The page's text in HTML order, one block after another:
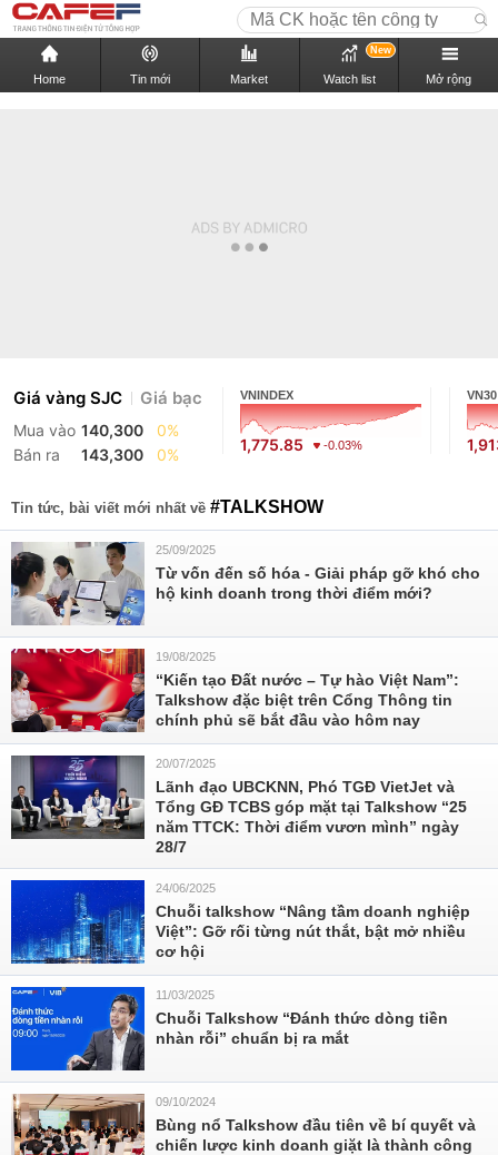
Home Tin mới Market Watch list
New
Mở rộng
Giá vàng SJC Giá bạc
Mua vào 140,300
0%
Bán ra
143,300 0%
VNINDEX
1,775.85 -0.03%
VN30
Tin tức, bài viết mới nhất về #TALKSHOW
25/09/2025
Từ vốn đến số hóa - Giải pháp gỡ khó cho
hộ kinh doanh trong thời điểm mới?
19/08/2025
“Kiến tạo Đất nước – Tự hào Việt Nam”:
Talkshow đặc biệt trên Cổng Thông tin
chính phủ sẽ bắt đầu vào hôm nay
20/07/2025
Lãnh đạo UBCKNN, Phó TGĐ VietJet và
Tổng GĐ TCBS góp mặt tại Talkshow “25
năm TTCK: Thời điểm vươn mình” ngày
28/7
24/06/2025
Chuỗi talkshow “Nâng tầm doanh nghiệp
Việt”: Gỡ rối từng nút thắt, bật mở nhiều
cơ hội
11/03/2025
Chuỗi Talkshow “Đánh thức dòng tiền
nhàn rỗi” chuẩn bị ra mắt
09/10/2024
Bùng nổ Talkshow đầu tiên về bí quyết và
chiến lược kinh doanh giặt là thành công